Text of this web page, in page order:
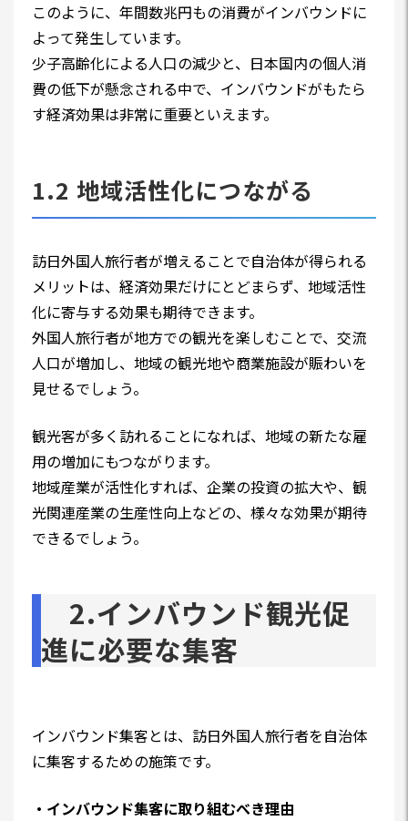
このように、年間数兆円もの消費がインバウンドに
よって発生しています。
少子高齢化による人口の減少と、日本国内の個人消
費の低下が懸念される中で、インバウンドがもたら
す経済効果は非常に重要といえます。
1.2 地域活性化につながる
訪日外国人旅行者が増えることで自治体が得られる
メリットは、経済効果だけにとどまらず、地域活性
化に寄与する効果も期待できます。
外国人旅行者が地方での観光を楽しむことで、交流
人口が増加し、地域の観光地や商業施設が賑わいを
見せるでしょう。
観光客が多く訪れることになれば、地域の新たな雇
用の増加にもつながります。
地域産業が活性化すれば、企業の投資の拡大や、観
光関連産業の生産性向上などの、様々な効果が期待
できるでしょう。
2.インバウンド観光促
進に必要な集客
インバウンド集客とは、訪日外国人旅行者を自治体
に集客するための施策です。
・インバウンド集客に取り組むべき理由